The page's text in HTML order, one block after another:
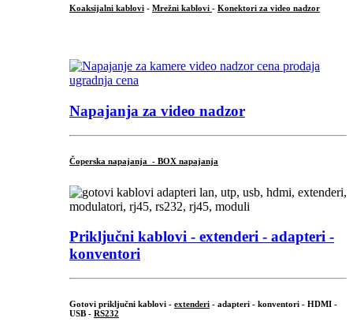
Koaksijalni kablovi - Mrežni kablovi - Konektori za video nadzor
Napajanja za video nadzor
Čoperska napajanja - BOX napajanja
Priključni kablovi - extenderi - adapteri -
konventori
Gotovi priključni kablovi - extenderi - adapteri - konventori - HDMI -
USB - RS232